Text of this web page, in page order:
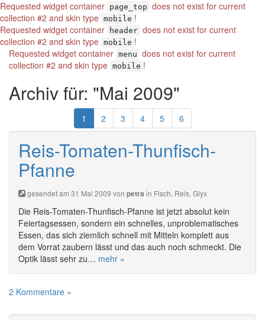
Requested widget container page_top does not exist for current
collection #2 and skin type mobile !
Requested widget container
header does not exist for current
collection #2 and skin type mobile !
Requested widget container menu does not exist for current
collection #2 and skin type mobile !
Archiv für: "Mai 2009"
1 2 3 4 5 6
Reis-Tomaten-Thunfisch-
Pfanne
gesendet am 31 Mai 2009 von petra in Fisch, Reis, Glyx
Die Reis-Tomaten-Thunfisch-Pfanne ist jetzt absolut kein
Feiertagsessen, sondern ein schnelles, unproblematisches
Essen, das sich ziemlich schnell mit Mitteln komplett aus
dem Vorrat zaubern lässt und das auch noch schmeckt. Die
Optik lässt sehr zu… mehr »
2 Kommentare »